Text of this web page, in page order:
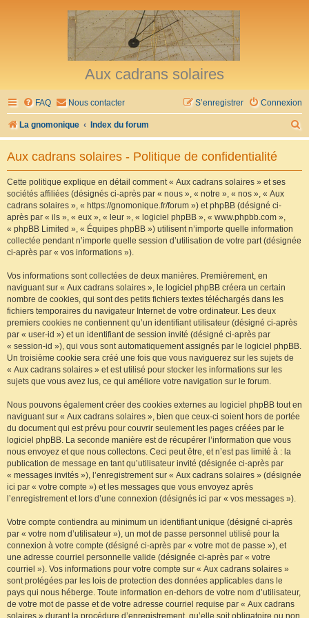
Aux cadrans solaires
FAQ Nous contacter Connexion
S’enregistrer
La gnomonique Index du forum
e
Aux cadrans solaires - Politique de confidentialité
Cette politique explique en détail comment « Aux cadrans solaires » et ses
sociétés affiliées (désignés ci-après par « nous », « notre », « nos », « Aux
cadrans solaires », « https://gnomonique.fr/forum ») et phpBB (désigné ci-
après par « ils », « eux », « leur », « logiciel phpBB », « www.phpbb.com »,
« phpBB Limited », « Équipes phpBB ») utilisent n’importe quelle information
collectée pendant n’importe quelle session d’utilisation de votre part (désignée
ci-après par « vos informations »).
Vos informations sont collectées de deux manières. Premièrement, en
naviguant sur « Aux cadrans solaires », le logiciel phpBB créera un certain
nombre de cookies, qui sont des petits fichiers textes téléchargés dans les
fichiers temporaires du navigateur Internet de votre ordinateur. Les deux
premiers cookies ne contiennent qu’un identifiant utilisateur (désigné ci-après
par « user-id ») et un identifiant de session invité (désigné ci-après par
« session-id »), qui vous sont automatiquement assignés par le logiciel phpBB.
Un troisième cookie sera créé une fois que vous naviguerez sur les sujets de
« Aux cadrans solaires » et est utilisé pour stocker les informations sur les
sujets que vous avez lus, ce qui améliore votre navigation sur le forum.
Nous pouvons également créer des cookies externes au logiciel phpBB tout en
naviguant sur « Aux cadrans solaires », bien que ceux-ci soient hors de portée
du document qui est prévu pour couvrir seulement les pages créées par le
logiciel phpBB. La seconde manière est de récupérer l’information que vous
nous envoyez et que nous collectons. Ceci peut être, et n’est pas limité à : la
publication de message en tant qu’utilisateur invité (désignée ci-après par
« messages invités »), l’enregistrement sur « Aux cadrans solaires » (désignée
ici par « votre compte ») et les messages que vous envoyez après
l’enregistrement et lors d’une connexion (désignés ici par « vos messages »).
Votre compte contiendra au minimum un identifiant unique (désigné ci-après
par « votre nom d’utilisateur »), un mot de passe personnel utilisé pour la
connexion à votre compte (désigné ci-après par « votre mot de passe »), et
une adresse courriel personnelle valide (désignée ci-après par « votre
courriel »). Vos informations pour votre compte sur « Aux cadrans solaires »
sont protégées par les lois de protection des données applicables dans le
pays qui nous héberge. Toute information en-dehors de votre nom d’utilisateur,
de votre mot de passe et de votre adresse courriel requise par « Aux cadrans